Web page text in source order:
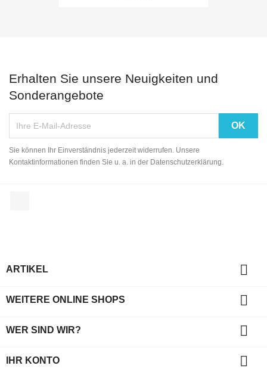
Erhalten Sie unsere Neuigkeiten und
Sonderangebote
Sie können Ihr Einverständnis jederzeit widerrufen. Unsere
Kontaktinformationen finden Sie u. a. in der Datenschutzerklärung.
ARTIKEL 
WEITERE ONLINE SHOPS 
WER SIND WIR? 
IHR KONTO 